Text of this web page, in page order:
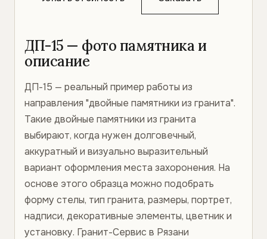
ДП-15 — фото памятника и
описание
ДП-15 — реальный пример работы из
направления "двойные памятники из гранита".
Такие двойные памятники из гранита
выбирают, когда нужен долговечный,
аккуратный и визуально выразительный
вариант оформления места захоронения. На
основе этого образца можно подобрать
форму стелы, тип гранита, размеры, портрет,
надписи, декоративные элементы, цветник и
установку. Гранит-Сервис в Рязани